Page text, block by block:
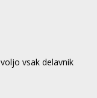
vsak delavnik